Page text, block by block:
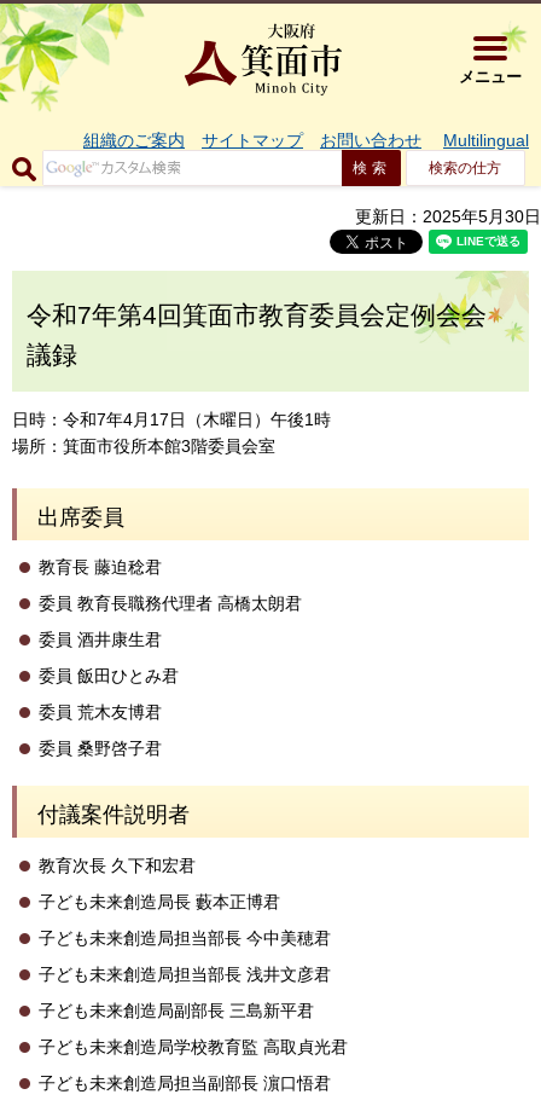
大阪府箕
メニュー
組織のご案内 サイトマップ お問い合わせ Multilingual
検索の仕方
更新日：2025年5月30日
令和7年第4回箕面市教育委員会定例会会
議録
日時：令和7年4月17日（木曜日）午後1時
場所：箕面市役所本館3階委員会室
出席委員
教育長 藤迫稔君
委員 教育長職務代理者 高橋太朗君
委員 酒井康生君
委員 飯田ひとみ君
委員 荒木友博君
委員 桑野啓子君
付議案件説明者
教育次長 久下和宏君
子ども未来創造局長 藪本正博君
子ども未来創造局担当部長 今中美穂君
子ども未来創造局担当部長 浅井文彦君
子ども未来創造局副部長 三島新平君
子ども未来創造局学校教育監 高取貞光君
子ども未来創造局担当副部長 濵口悟君